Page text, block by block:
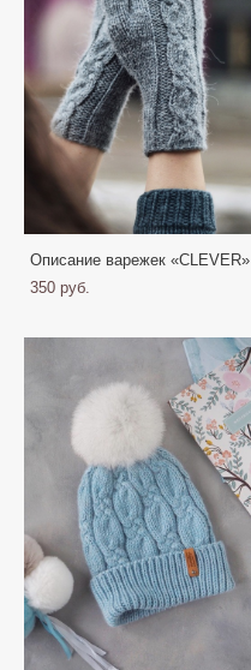
Описание варежек «CLEVER»
350 pуб.